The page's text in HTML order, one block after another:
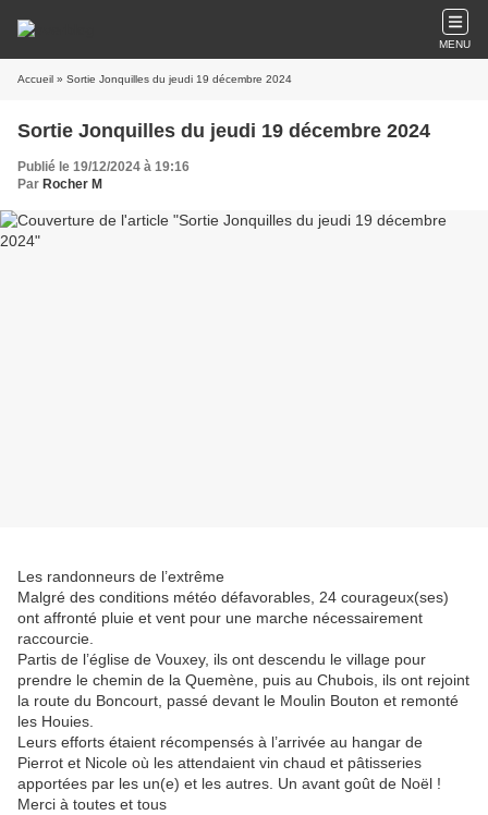
MENU
Accueil » Sortie Jonquilles du jeudi 19 décembre 2024
Sortie Jonquilles du jeudi 19 décembre 2024
Publié le 19/12/2024 à 19:16
Par Rocher M
Les randonneurs de l’extrême
Malgré des conditions météo défavorables, 24 courageux(ses)
ont affronté pluie et vent pour une marche nécessairement
raccourcie.
Partis de l’église de Vouxey, ils ont descendu le village pour
prendre le chemin de la Quemène, puis au Chubois, ils ont rejoint
la route du Boncourt, passé devant le Moulin Bouton et remonté
les Houies.
Leurs efforts étaient récompensés à l’arrivée au hangar de
Pierrot et Nicole où les attendaient vin chaud et pâtisseries
apportées par les un(e) et les autres. Un avant goût de Noël !
Merci à toutes et tous